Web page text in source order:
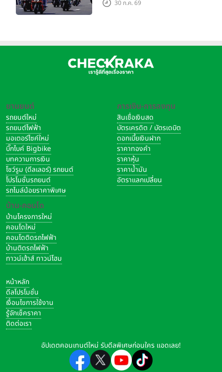
30 ก.ค. 69
ยานยนต์
รถยนต์ใหม่
รถยนต์ไฟฟ้า
มอเตอร์ไซค์ใหม่
บิ๊กไบค์ Bigbike
บทความการเงิน
โชว์รูม (ดีลเลอร์) รถยนต์
โปรโมชั่นรถยนต์
รถไมล์น้อยราคาพิเศษ
บ้าน-คอนโด
บ้านโครงการใหม่
คอนโดใหม่
คอนโดติดรถไฟฟ้า
บ้านติดรถไฟฟ้า
ทาวน์เฮ้าส์ ทาวน์โฮม
การเงิน-การลงทุน
สินเชื่อเงินสด
บัตรเครดิต / บัตรเดบิต
ดอกเบี้ยเงินฝาก
ราคาทองคำ
ราคาหุ้น
ราคาน้ำมัน
อัตราแลกเปลี่ยน
หน้าหลัก
ดีลโปรโมชั่น
เงื่อนไขการใช้งาน
รู้จักเช็คราคา
ติดต่อเรา
อัปเดตคอนเทนต์ใหม่ รับดีลพิเศษก่อนใคร แอดเลย!